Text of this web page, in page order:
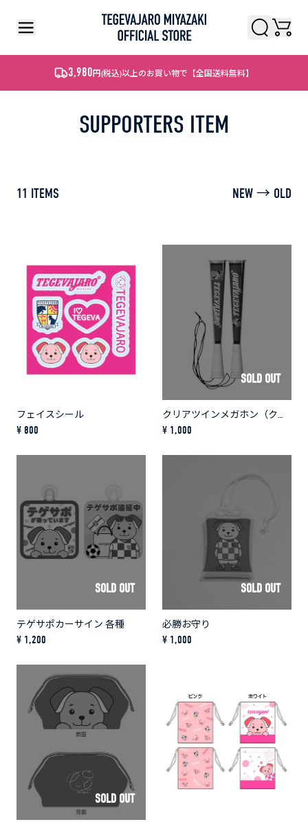
検索検索
3,980 円(税込)以上のお買い物で【全国送料無料】
SUPPORTERS ITEM
11 ITEMS NEW → OLD
フェイスシール
¥ 800
SOLD OUT
クリアツインメガホン（クラブロゴ＆エンブレム）
¥ 1,000
SOLD OUT
テゲサポカーサイン 各種
¥ 1,200
SOLD OUT
必勝お守り
¥ 1,000
SOLD OUT